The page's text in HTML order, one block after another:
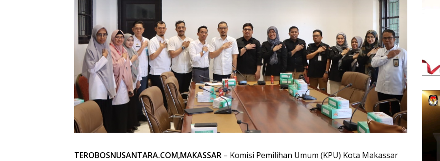
TEROBOSNUSANTARA.COM,MAKASSAR – Komisi Pemilihan Umum (KPU) Kota Makassar